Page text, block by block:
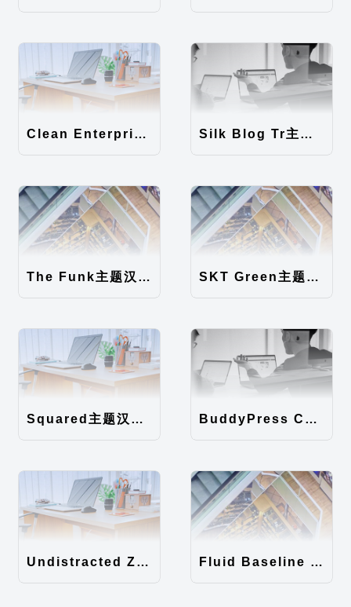
Clean Enterprise主题汉化包 Silk Blog Tr主题汉化包
The Funk主题汉化包 SKT Green主题汉化包
Squared主题汉化包 BuddyPress Colours主题汉化包
Undistracted Zen主题汉化包 Fluid Baseline Grid主题汉化包